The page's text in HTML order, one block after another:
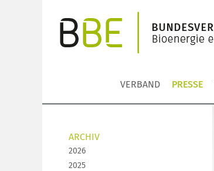
VERBAND PRESSE
ARCHIV
2026
2025